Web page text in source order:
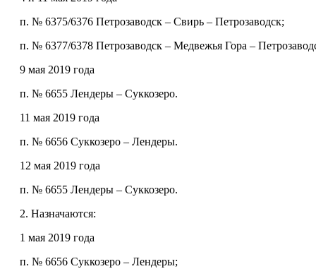
п. № 6375/6376 Петрозаводск – Свирь – Петрозаводск;
п. № 6377/6378 Петрозаводск – Медвежья Гора –
9 мая 2019 года
п. № 6655 Лендеры – Суккозеро.
11 мая 2019 года
п. № 6656 Суккозеро – Лендеры.
12 мая 2019 года
п. № 6655 Лендеры – Суккозеро.
2. Назначаются:
1 мая 2019 года
п. № 6656 Суккозеро – Лендеры;